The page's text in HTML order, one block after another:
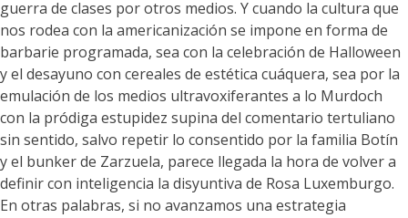
guerra de clases por otros medios. Y cuando la cultura que
nos rodea con la americanización se impone en forma de
barbarie programada, sea con la celebración de Halloween
y el desayuno con cereales de estética cuáquera, sea por la
emulación de los medios ultravoxiferantes a lo Murdoch
con la pródiga estupidez supina del comentario tertuliano
sin sentido, salvo repetir lo consentido por la familia Botín
y el bunker de Zarzuela, parece llegada la hora de volver a
definir con inteligencia la disyuntiva de Rosa Luxemburgo.
En otras palabras, si no avanzamos una estrategia